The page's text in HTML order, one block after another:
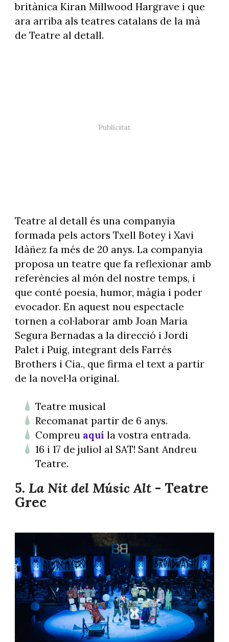
britànica Kiran Millwood Hargrave i que
ara arriba als teatres catalans de la mà
de Teatre al detall.
Teatre al detall és una companyia
formada pels actors Txell Botey i Xavi
Idàñez fa més de 20 anys. La companyia
proposa un teatre que fa reflexionar amb
referències al món del nostre temps, i
que conté poesia, humor, màgia i poder
evocador. En aquest nou espectacle
tornen a col·laborar amb Joan Maria
Segura Bernadas a la direcció i Jordi
Palet i Puig, integrant dels Farrés
Brothers i Cia., que firma el text a partir
de la novel·la original.
Teatre musical
Recomanat partir de 6 anys.
Compreu aquí la vostra entrada.
16 i 17 de juliol al SAT! Sant Andreu
Teatre.
5. La Nit del Músic Alt- Teatre
Grec